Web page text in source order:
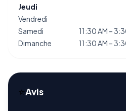
Jeudi
Vendredi
Samedi
11:30 AM –
Dimanche
11:30 AM –
⭐Avis